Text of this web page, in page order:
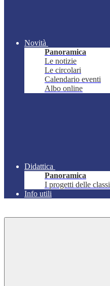
Novità
Panoramica
Le notizie
Le circolari
Calendario eventi
Albo online
Didattica
Panoramica
I progetti delle classi
Info utili